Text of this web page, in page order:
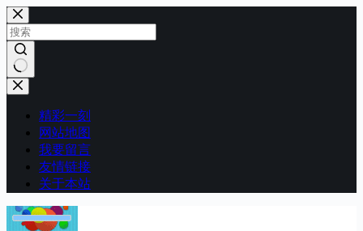
跳
至
内
容
无
精彩一刻
网站地图
我要留言
友情链接
关于本站